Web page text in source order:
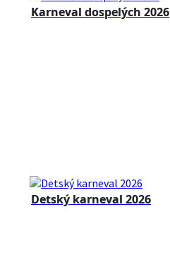
Karneval dospelých 2026
Detský karneval 2026